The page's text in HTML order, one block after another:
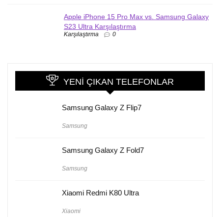
Apple iPhone 15 Pro Max vs. Samsung Galaxy
S23 Ultra Karşılaştırma
Karşılaştırma 0
YENI ÇIKAN TELEFONLAR
Samsung Galaxy Z Flip7
Samsung
Samsung Galaxy Z Fold7
Samsung
Xiaomi Redmi K80 Ultra
Xiaomi